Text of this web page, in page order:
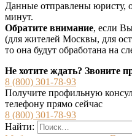
Данные отправлены юристу,
минут.
Обратите внимание, если
(для жителей Москвы, для
то она будут обработана на
Не хотите ждать? Звоните
8 (800) 301-78-93
Получите профильную
телефону прямо сейчас
8 (800) 301-78-93
Найти: